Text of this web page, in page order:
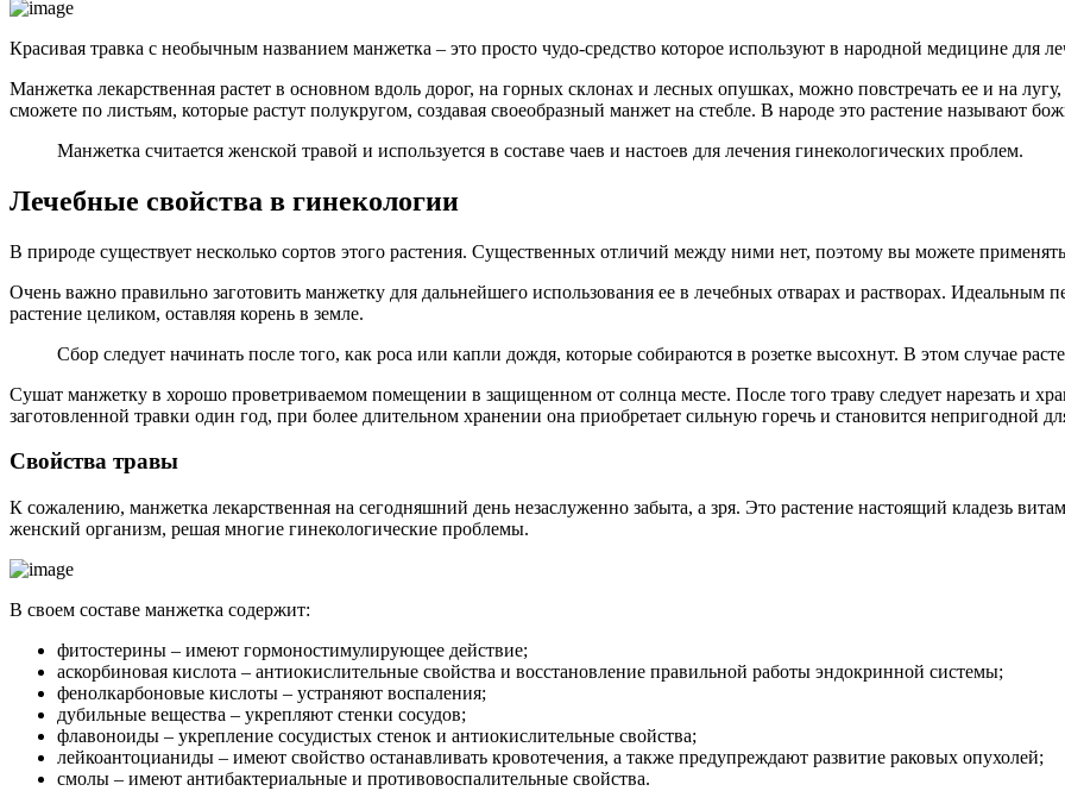
Красивая травка с необычным названием манжетка – это просто чудо-средство которое используют в народной медицине для
Манжетка лекарственная растет в основном вдоль дорог, на горных склонах и лесных опушках, можно повстречать ее и на
сможете по листьям, которые растут полукругом, создавая своеобразный манжет на стебле. В народе это растение называют
Манжетка считается женской травой и используется в составе чаев и настоев для лечения гинекологических проблем.
Лечебные свойства в гинекологии
В природе существует несколько сортов этого растения. Существенных отличий между ними нет, поэтому вы можете
Очень важно правильно заготовить манжетку для дальнейшего использования ее в лечебных отварах и растворах. Идеальным
растение целиком, оставляя корень в земле.
Сбор следует начинать после того, как роса или капли дождя, которые собираются в розетке высохнут. В этом случае
Сушат манжетку в хорошо проветриваемом помещении в защищенном от солнца месте. После того траву следует нарезать и
заготовленной травки один год, при более длительном хранении она приобретает сильную горечь и становится непригодной
Свойства травы
К сожалению, манжетка лекарственная на сегодняшний день незаслуженно забыта, а зря. Это растение настоящий кладезь
женский организм, решая многие гинекологические проблемы.
В своем составе манжетка содержит:
фитостерины – имеют гормоностимулирующее действие;
аскорбиновая кислота – антиокислительные свойства и восстановление правильной работы эндокринной системы;
фенолкарбоновые кислоты – устраняют воспаления;
дубильные вещества – укрепляют стенки сосудов;
флавоноиды – укрепление сосудистых стенок и антиокислительные свойства;
лейкоантоцианиды – имеют свойство останавливать кровотечения, а также предупреждают развитие раковых опухолей;
смолы – имеют антибактериальные и противовоспалительные свойства.